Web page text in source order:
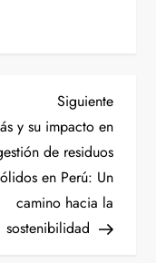
Siguiente
y su impacto en
de residuos
en Perú: Un
camino hacia la
sostenibilidad